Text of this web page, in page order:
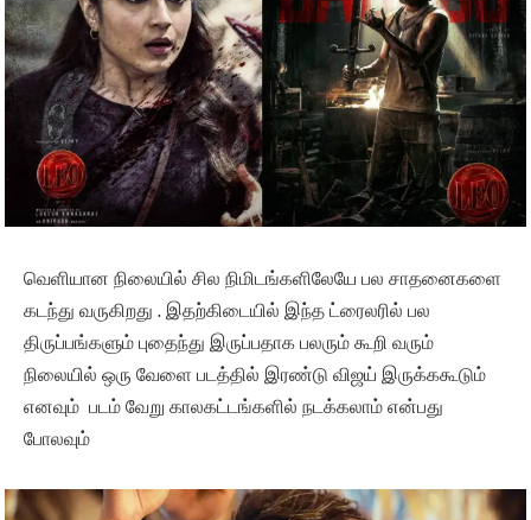
வெளியான நிலையில் சில நிமிடங்களிலேயே பல சாதனைகளை
கடந்து வருகிறது . இதற்கிடையில் இந்த ட்ரைலரில் பல
திருப்பங்களும் புதைந்து இருப்பதாக பலரும் கூறி வரும்
நிலையில் ஒரு வேளை படத்தில் இரண்டு விஜய் இருக்ககூடும்
எனவும் படம் வேறு காலகட்டங்களில் நடக்கலாம் என்பது
போலவும்